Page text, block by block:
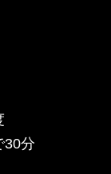
30分